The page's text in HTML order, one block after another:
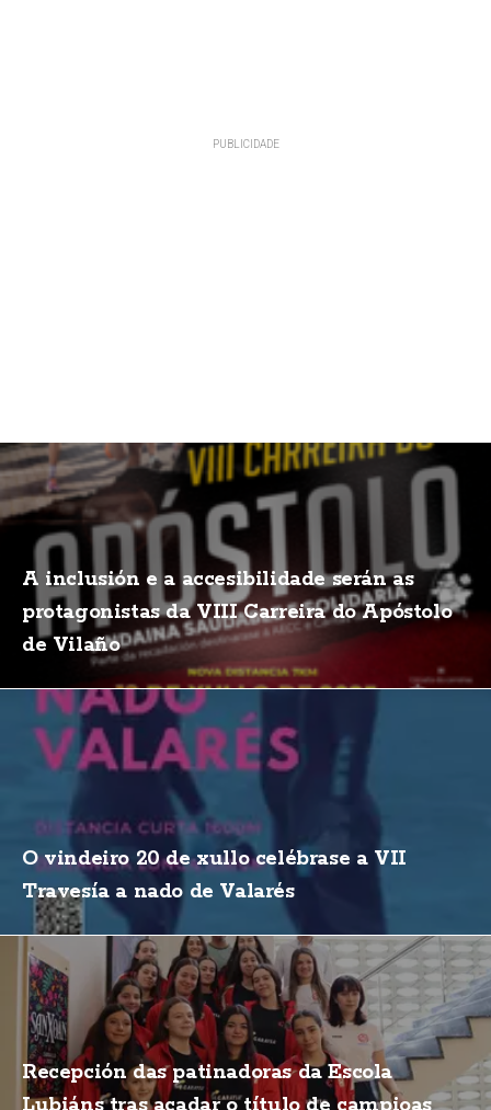
A inclusión e a accesibilidade serán as
protagonistas da VIII Carreira do Apóstolo
de Vilaño
O vindeiro 20 de xullo celébrase a VII
Travesía a nado de Valarés
Recepción das patinadoras da Escola